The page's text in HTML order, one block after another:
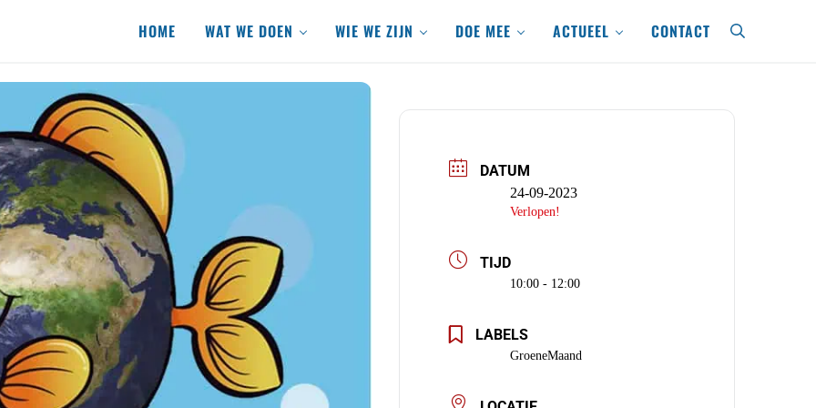
HOME WAT WE DOEN WIE WE ZIJN DOE MEE ACTUEEL CONTACT search
DATUM
24-09-2023
Verlopen!
TIJD
10:00 - 12:00
LABELS
GroeneMaand